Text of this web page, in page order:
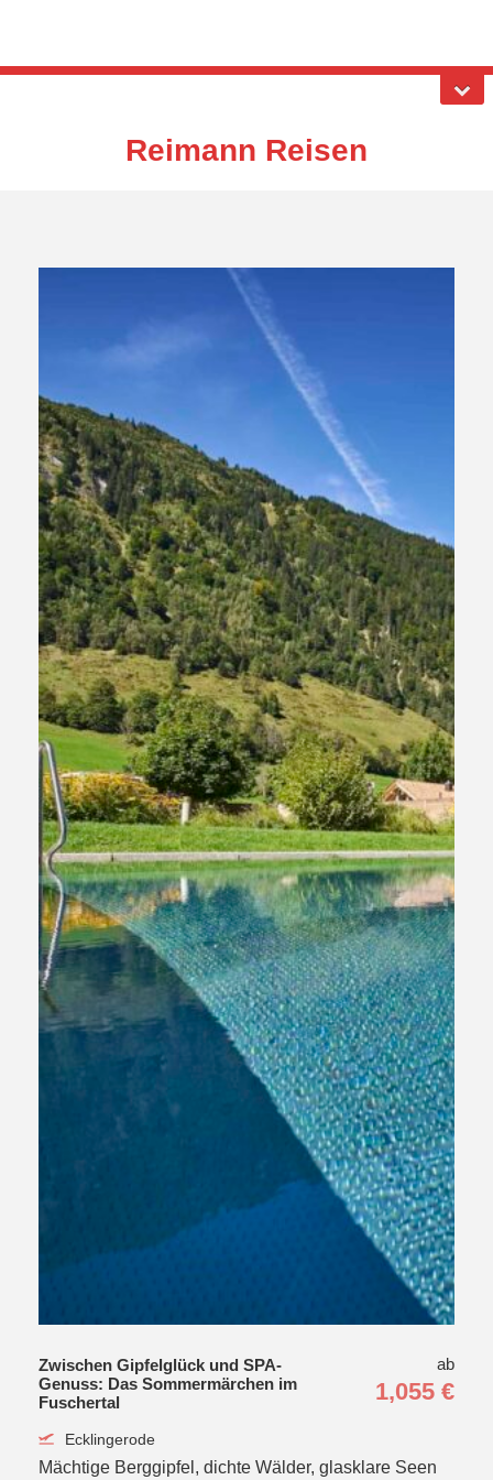
Reimann Reisen
Zwischen Gipfelglück und SPA-
Genuss: Das Sommermärchen im
Fuschertal
ab
1,055 €
Ecklingerode
Mächtige Berggipfel, dichte Wälder, glasklare Seen